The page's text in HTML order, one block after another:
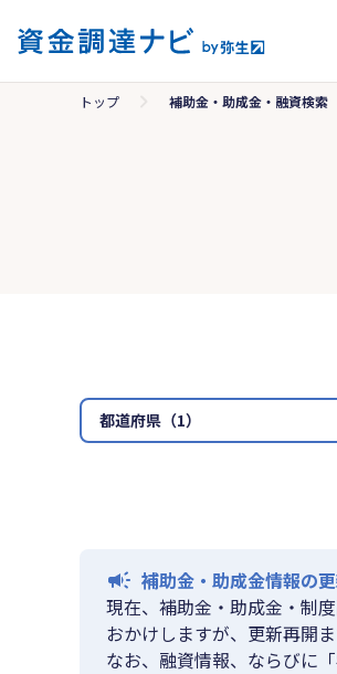
トップ 補助金・助成金・融資検索
都道府県（1）
補助金・助成金情報の
現在、補助金・助成金・制
おかけしますが、更新再開
なお、融資情報、ならびに